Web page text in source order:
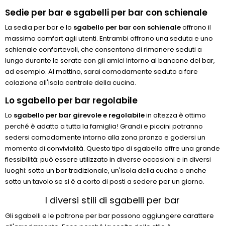
Sedie per bar e sgabelli per bar con schienale
La sedia per bar e lo sgabello per bar con schienaleoffrono il
massimo comfort agli utenti. Entrambi offrono una seduta e uno
schienale confortevoli, che consentono di rimanere seduti a
lungo durante le serate con gli amici intorno al bancone del bar,
ad esempio. Al mattino, sarai comodamente seduto a fare
colazione all'isola centrale della cucina.
Lo sgabello per bar regolabile
Lo sgabello per bar girevole e regolabilein altezza è ottimo
perché è adatto a tutta la famiglia! Grandi e piccini potranno
sedersi comodamente intorno alla zona pranzo e godersi un
momento di convivialità. Questo tipo di sgabello offre una grande
flessibilità: può essere utilizzato in diverse occasioni e in diversi
luoghi: sotto un bar tradizionale, un'isola della cucina o anche
sotto un tavolo se si è a corto di posti a sedere per un giorno.
I diversi stili di sgabelli per bar
Gli sgabelli e le poltrone per bar possono aggiungere carattere